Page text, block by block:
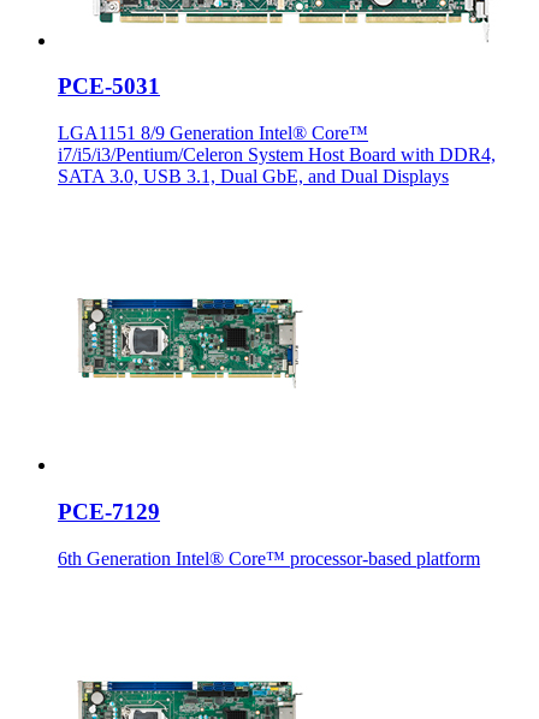
PCE-5031
LGA1151 8/9 Generation Intel® Core™
i7/i5/i3/Pentium/Celeron System Host Board with DDR4,
SATA 3.0, USB 3.1, Dual GbE, and Dual Displays
PCE-7129
6th Generation Intel® Core™ processor-based platform